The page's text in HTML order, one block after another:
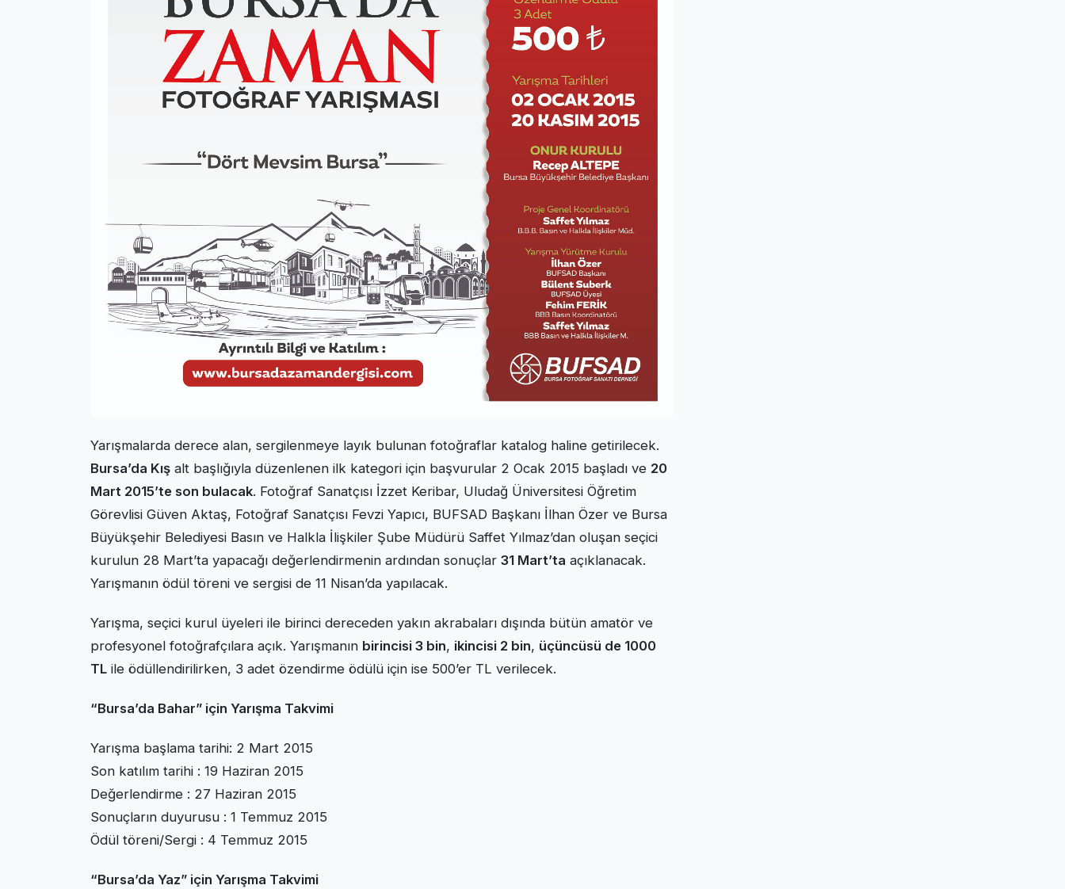
Yarışmalarda derece alan, sergilenmeye layık bulunan fotoğraflar katalog haline getirilecek.
Bursa’da Kış alt başlığıyla düzenlenen ilk kategori için başvurular 2 Ocak 2015 başladı ve 20
Mart 2015’te son bulacak. Fotoğraf Sanatçısı İzzet Keribar, Uludağ Üniversitesi Öğretim
Görevlisi Güven Aktaş, Fotoğraf Sanatçısı Fevzi Yapıcı, BUFSAD Başkanı İlhan Özer ve Bursa
Büyükşehir Belediyesi Basın ve Halkla İlişkiler Şube Müdürü Saffet Yılmaz’dan oluşan seçici
kurulun 28 Mart’ta yapacağı değerlendirmenin ardından sonuçlar 31 Mart’ta açıklanacak.
Yarışmanın ödül töreni ve sergisi de 11 Nisan’da yapılacak.
Yarışma, seçici kurul üyeleri ile birinci dereceden yakın akrabaları dışında bütün amatör ve
profesyonel fotoğrafçılara açık. Yarışmanın birincisi 3 bin, ikincisi 2 bin, üçüncüsü de 1000
TL ile ödüllendirilirken, 3 adet özendirme ödülü için ise 500’er TL verilecek.
“Bursa’da Bahar” için Yarışma Takvimi
Yarışma başlama tarihi: 2 Mart 2015
Son katılım tarihi : 19 Haziran 2015
Değerlendirme : 27 Haziran 2015
Sonuçların duyurusu : 1 Temmuz 2015
Ödül töreni/Sergi : 4 Temmuz 2015
“Bursa’da Yaz” için Yarışma Takvimi